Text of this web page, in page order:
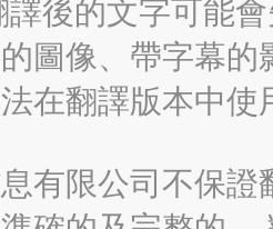
譯後的文字可能
的圖像、帶字幕
在翻譯版本中使
有限公司不保